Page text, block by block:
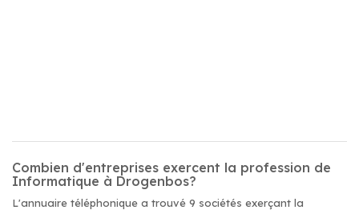
Combien d'entreprises exercent la profession de
Informatique à Drogenbos?
L'annuaire téléphonique a trouvé 9 sociétés exerçant la